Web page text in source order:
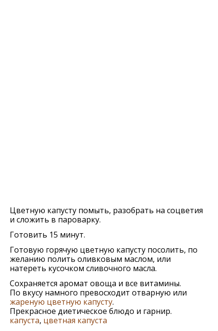
Цветную капусту помыть, разобрать на соцветия
и сложить в пароварку.
Готовить 15 минут.
Готовую горячую цветную капусту посолить, по
желанию полить оливковым маслом, или
натереть кусочком сливочного масла.
Сохраняется аромат овоща и все витамины.
По вкусу намного превосходит отварную или
жареную цветную капусту.
Прекрасное диетическое блюдо и гарнир.
капуста, цветная капуста